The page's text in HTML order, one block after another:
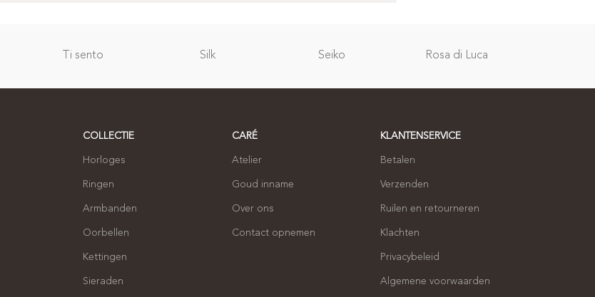
Ti sento Silk Seiko Rosa di Luca
COLLECTIE
Horloges
Ringen
Armbanden
Oorbellen
Kettingen
Sieraden
CARÉ
Atelier
Goud inname
Over ons
Contact opnemen
KLANTENSERVICE
Betalen
Verzenden
Ruilen en retourneren
Klachten
Privacybeleid
Algemene voorwaarden